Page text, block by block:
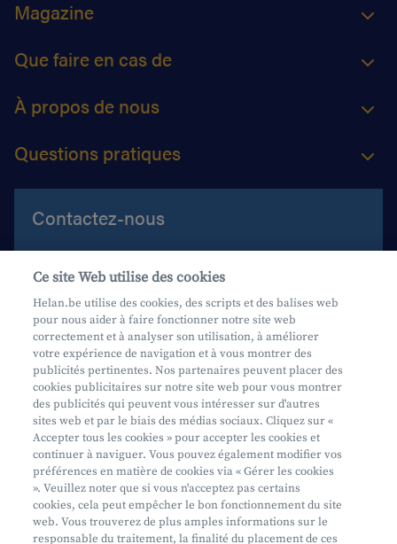
Magazine
Que faire en cas de
À propos de nous
Questions pratiques
Contactez-nous
Aide et contact
Prenez rendez-vous
Où nous trouver
Phishing
Mifid
Privacy
Info juridique
Ce site Web utilise des cookies
Helan.be utilise des cookies, des scripts et des balises web
pour nous aider à faire fonctionner notre site web
correctement et à analyser son utilisation, à améliorer
votre expérience de navigation et à vous montrer des
publicités pertinentes. Nos partenaires peuvent placer des
cookies publicitaires sur notre site web pour vous montrer
des publicités qui peuvent vous intéresser sur d'autres
sites web et par le biais des médias sociaux. Cliquez sur «
Accepter tous les cookies » pour accepter les cookies et
continuer à naviguer. Vous pouvez également modifier vos
préférences en matière de cookies via « Gérer les cookies
». Veuillez noter que si vous n'acceptez pas certains
cookies, cela peut empêcher le bon fonctionnement du site
web. Vous trouverez de plus amples informations sur le
responsable du traitement, la finalité du placement de ces